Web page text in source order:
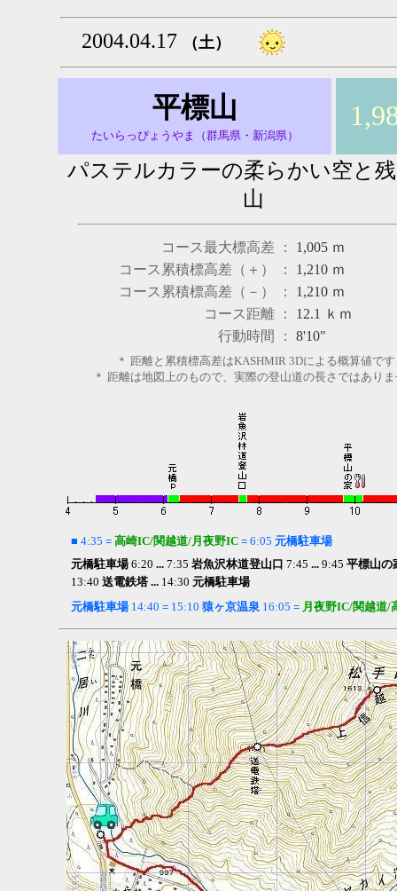
2004.04.17 （土）
平標山
たいらっぴょうやま（群馬県・新潟県）
パステルカラーの柔らかい空と
山
コース最大標高差 ： 1,005 ｍ
コース累積標高差（＋） ：
1,210 ｍ
コース累積標高差（－） ：
1,210 ｍ
コース距離 ：
12.1
ｋｍ
行動時間 ：
8'10"
＊ 距離と累積標高差はKASHMIR 3Dによる概算値です
＊ 距離は地図上のもので、実際の登山道の長さではあり
■ 4:35 = 高崎IC/関越道/月夜野IC = 6:05 元橋駐車場
元橋駐車場6:20 ... 7:35 岩魚沢林道登山口 7:45 ... 9:45 平標山の
13:40 送電鉄塔 ... 14:30 元橋駐車場
元橋駐車場14:40 = 15:10 猿ヶ京温泉 16:05 = 月夜野IC/関越道/